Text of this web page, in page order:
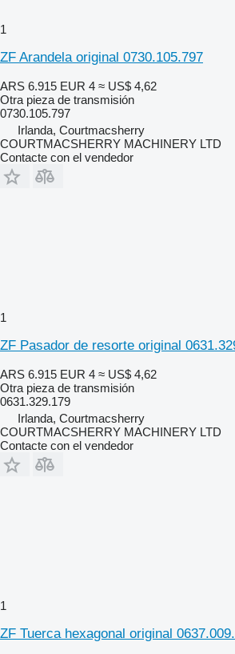
1
ZF Arandela original 0730.105.797
ARS 6.915 EUR 4 ≈ US$ 4,62
Otra pieza de transmisión
0730.105.797
Irlanda, Courtmacsherry
COURTMACSHERRY MACHINERY LTD
Contacte con el vendedor
1
ZF Pasador de resorte original
ARS 6.915 EUR 4 ≈ US$ 4,62
Otra pieza de transmisión
0631.329.179
Irlanda, Courtmacsherry
COURTMACSHERRY MACHINERY LTD
Contacte con el vendedor
1
ZF Tuerca hexagonal original